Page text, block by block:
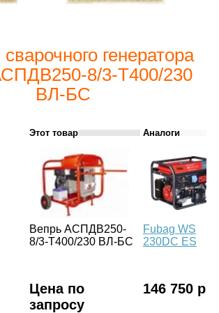
генератора
8/3-Т400/230
ВЛ-БС
Этот товар Аналоги
Вепрь АСПДВ250-
8/3-Т400/230 ВЛ-БС
Fubag WS
230DC ES
Цена по
запросу
146 750 р.